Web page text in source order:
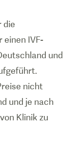
die
IVF-
und
nicht
und je nach
Klinik zu